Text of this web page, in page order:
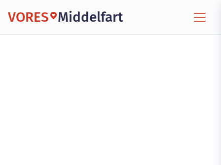
VORES Middelfart